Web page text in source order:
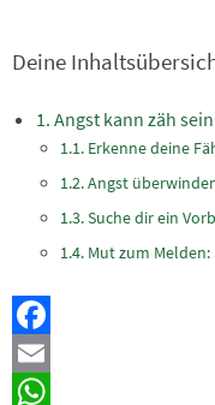
Deine
Angst kann zäh sein
Erkenne deine
Angst
Suche dir ein
Mut zum
Facebook
Email